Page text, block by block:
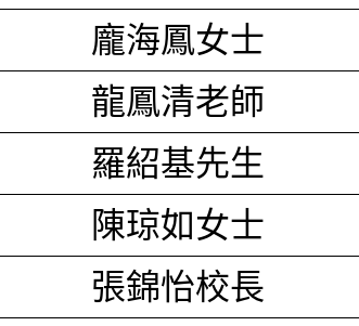
龐海鳳女士
龍鳳清老師
羅紹基先生
陳琼如女士
張錦怡校長